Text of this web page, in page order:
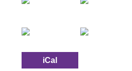
iCal